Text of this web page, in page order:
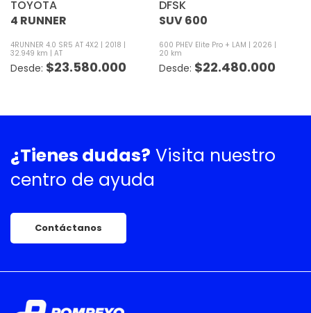
TOYOTA
4 RUNNER
4RUNNER 4.0 SR5 AT 4X2
2018
32.949 km
AT
$23.580.000
DFSK
SUV 600
600 PHEV Elite Pro + LAM
2026
20 km
$22.480.000
¿Tienes dudas? Visita nuestro
centro de ayuda
Contáctanos